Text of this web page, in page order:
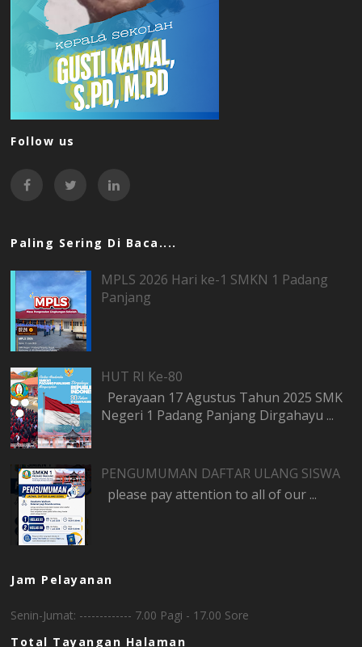
Follow us
Paling Sering Di Baca....
MPLS 2026 Hari ke-1 SMKN 1 Padang
Panjang
HUT RI Ke-80
Perayaan 17 Agustus Tahun 2025 SMK
Negeri 1 Padang Panjang Dirgahayu ...
PENGUMUMAN DAFTAR ULANG SISWA
please pay attention to all of our ...
Jam Pelayanan
Senin-Jumat: ------------- 7.00 Pagi - 17.00 Sore
Total Tayangan Halaman